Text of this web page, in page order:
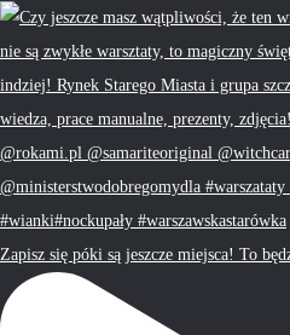
Zapisz się póki są jeszcze miejsca! To